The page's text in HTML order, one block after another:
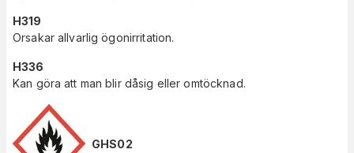
H319
Orsakar allvarlig ögonirritation.
H336
Kan göra att man blir dåsig eller omtöcknad.
GHS02